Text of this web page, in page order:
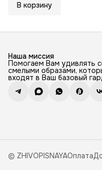
В корзину
Наша миссия
Помогаем Вам удивлять
смелыми образами,
входят в Ваш базовый
© ZHIVOPISNAYAОплата